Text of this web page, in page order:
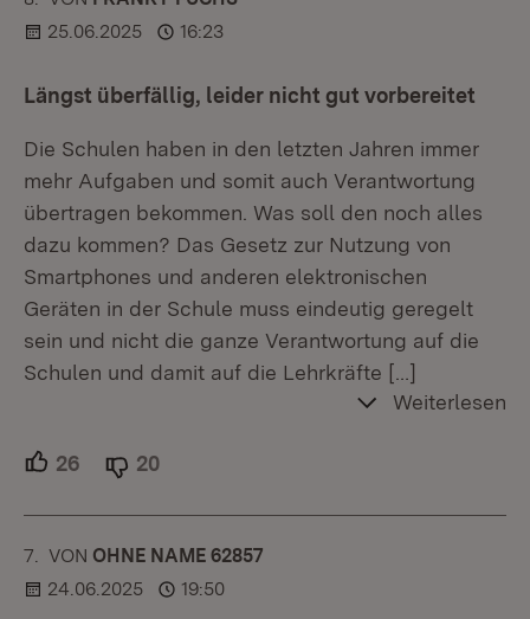
25.06.2025
16:23
Längst überfällig, leider nicht gut vorbereitet
Die Schulen haben in den letzten Jahren immer
mehr Aufgaben und somit auch Verantwortung
übertragen bekommen. Was soll den noch alles
dazu kommen? Das Gesetz zur Nutzung von
Smartphones und anderen elektronischen
Geräten in der Schule muss eindeutig geregelt
sein und nicht die ganze Verantwortung auf die
Schulen und damit auf die Lehrkräfte […]
Weiterlesen
26 Unterstützer.
20
7. KOMMENTAR
VON :OHNE NAME 62857
24.06.2025
19:50